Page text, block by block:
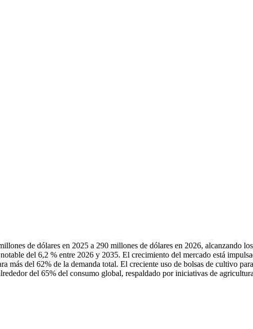
de dólares en 2025 a 290 millones de dólares en 2026, alcanzando
del 6,2 % entre 2026 y 2035. El crecimiento del mercado está
más del 62% de la demanda total. El creciente uso de bolsas de cultivo
del 65% del consumo global, respaldado por iniciativas de